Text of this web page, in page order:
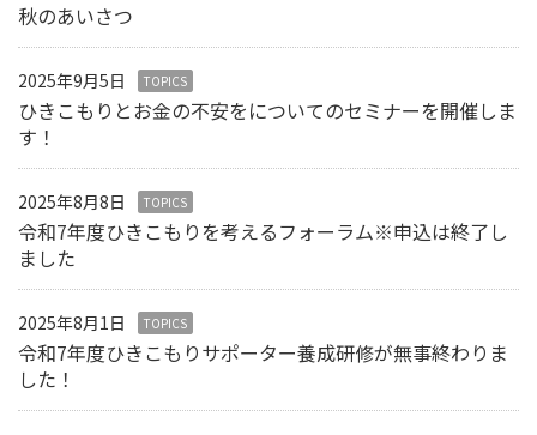
秋のあいさつ
2025年9月5日 TOPICS
ひきこもりとお金の不安をについてのセミナーを開催しま
す！
2025年8月8日 TOPICS
令和7年度ひきこもりを考えるフォーラム※申込は終了し
ました
2025年8月1日 TOPICS
令和7年度ひきこもりサポーター養成研修が無事終わりま
した！